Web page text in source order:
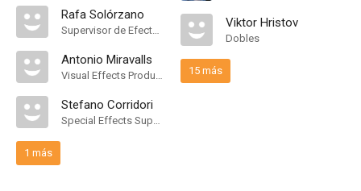
Rafa Solórzano
Supervisor de Efectos Visuales
Antonio Miravalls
Visual Effects Producer
Stefano Corridori
Special Effects Supervisor
1 más
Viktor Hristov
Dobles
15 más